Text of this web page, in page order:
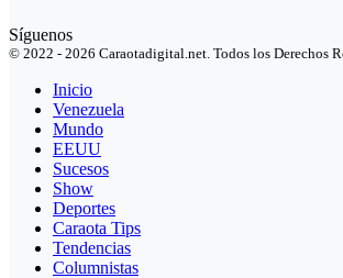
Síguenos
© 2022 - 2026 Caraotadigital.net. Todos los Derechos
Inicio
Venezuela
Mundo
EEUU
Sucesos
Show
Deportes
Caraota Tips
Tendencias
Columnistas